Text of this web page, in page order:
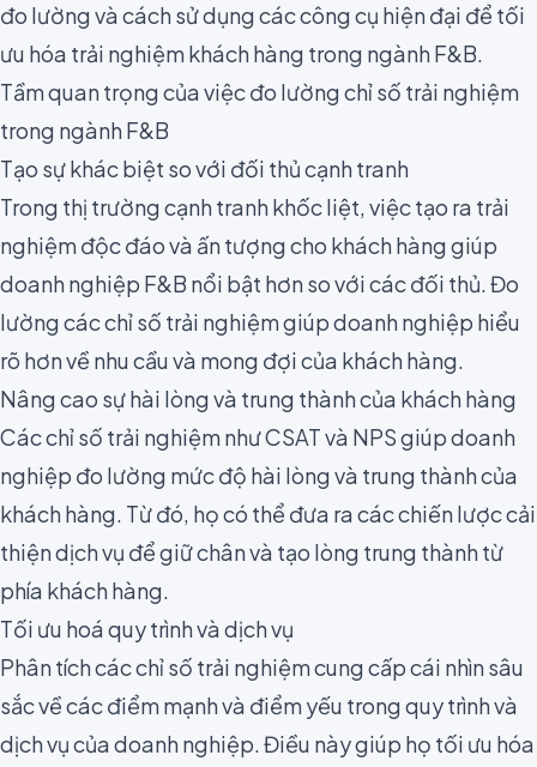
đo lường và cách sử dụng các công cụ hiện đại để tối
ưu hóa trải nghiệm khách hàng trong ngành F&B.
Tầm quan trọng của việc đo lường chỉ số trải nghiệm
trong ngành F&B
Tạo sự khác biệt so với đối thủ cạnh tranh
Trong thị trường cạnh tranh khốc liệt, việc tạo ra trải
nghiệm độc đáo và ấn tượng cho khách hàng giúp
doanh nghiệp F&B nổi bật hơn so với các đối thủ. Đo
lường các chỉ số trải nghiệm giúp doanh nghiệp hiểu
rõ hơn về nhu cầu và mong đợi của khách hàng.
Nâng cao sự hài lòng và trung thành của khách hàng
Các chỉ số trải nghiệm như CSAT và NPS giúp doanh
nghiệp đo lường mức độ hài lòng và trung thành của
khách hàng. Từ đó, họ có thể đưa ra các chiến lược cải
thiện dịch vụ để giữ chân và tạo lòng trung thành từ
phía khách hàng.
Tối ưu hoá quy trình và dịch vụ
Phân tích các chỉ số trải nghiệm cung cấp cái nhìn sâu
sắc về các điểm mạnh và điểm yếu trong quy trình và
dịch vụ của doanh nghiệp. Điều này giúp họ tối ưu hóa